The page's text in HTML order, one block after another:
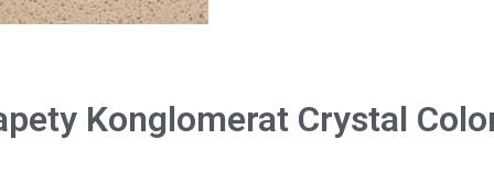
Konglomerat Crystal